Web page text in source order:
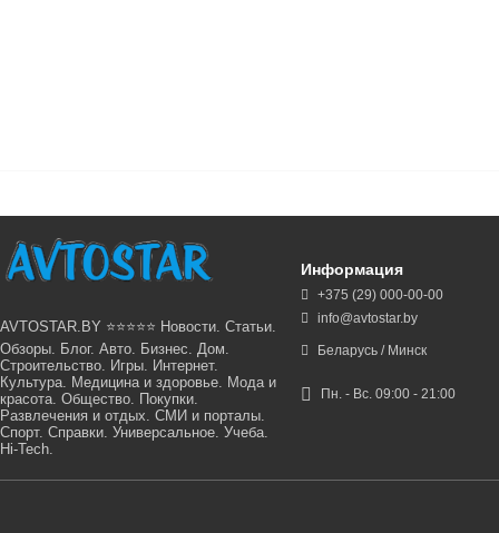
AVTOSTAR.BY ⭐⭐⭐⭐⭐ Новости. Статьи.
Обзоры. Блог. Авто. Бизнес. Дом.
Строительство. Игры. Интернет.
Культура. Медицина и здоровье. Мода и
красота. Общество. Покупки.
Развлечения и отдых. СМИ и порталы.
Спорт. Справки. Универсальное. Учеба.
Hi-Tech.
Информация
+375 (29) 000-00-00
info@avtostar.by
Беларусь / Минск
Пн. - Вс. 09:00 - 21:00